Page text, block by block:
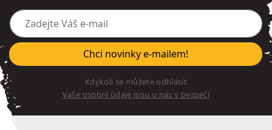
Zadejte Váš e-mail
Chci novinky e-mailem!
Kdykoli se můžete odhlásit
Vaše osobní údaje jsou u nás v bezpečí